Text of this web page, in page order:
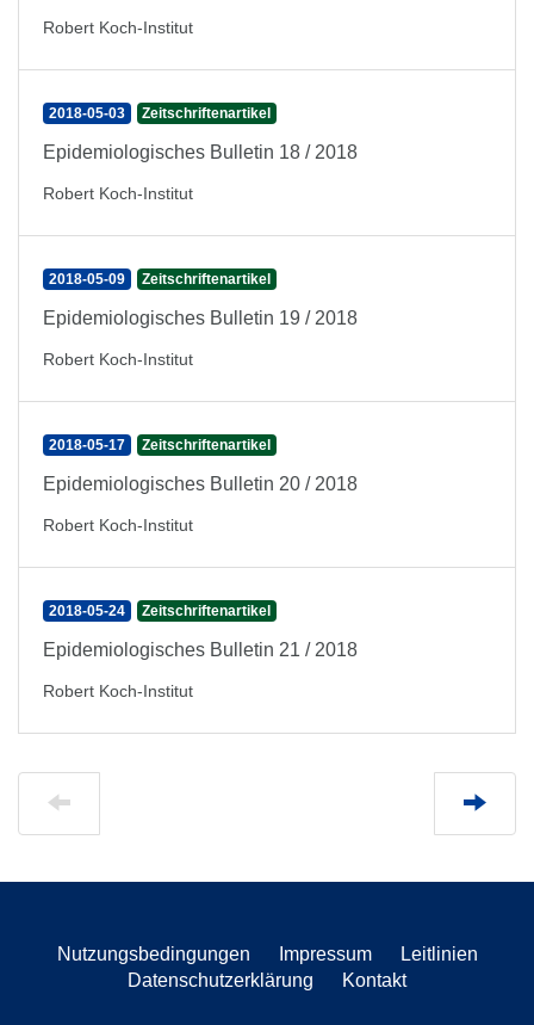
Robert Koch-Institut
2018-05-03 Zeitschriftenartikel
Epidemiologisches Bulletin 18 / 2018
Robert Koch-Institut
2018-05-09 Zeitschriftenartikel
Epidemiologisches Bulletin 19 / 2018
Robert Koch-Institut
2018-05-17 Zeitschriftenartikel
Epidemiologisches Bulletin 20 / 2018
Robert Koch-Institut
2018-05-24 Zeitschriftenartikel
Epidemiologisches Bulletin 21 / 2018
Robert Koch-Institut
Nutzungsbedingungen Impressum
Leitlinien
Datenschutzerklärung
Kontakt